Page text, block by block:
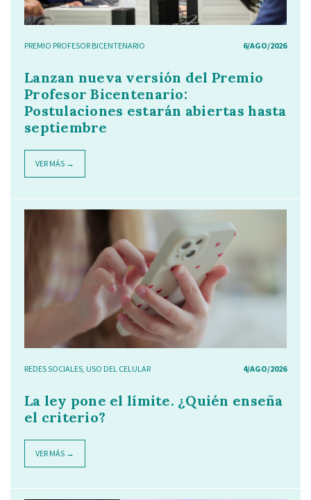
PREMIO PROFESOR BICENTENARIO 6/AGO/2026
Lanzan nueva versión del Premio
Profesor Bicentenario:
Postulaciones estarán abiertas hasta
septiembre
VER MÁS →
REDES SOCIALES, USO DEL CELULAR 4/AGO/2026
La ley pone el límite. ¿Quién enseña
el criterio?
VER MÁS →